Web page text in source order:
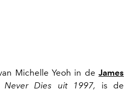
Michelle Yeoh in de James
Never Dies uit 1997, is de